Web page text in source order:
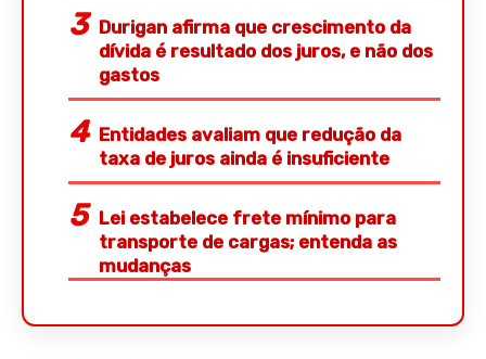
Durigan afirma que crescimento da
dívida é resultado dos juros, e não dos
gastos
Entidades avaliam que redução da
taxa de juros ainda é insuficiente
Lei estabelece frete mínimo para
transporte de cargas; entenda as
mudanças